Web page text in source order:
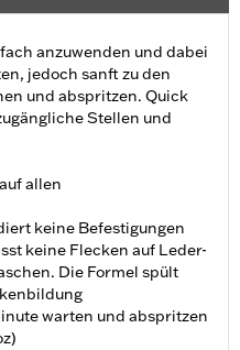
anzuwenden und dabei
jedoch sanft zu den
und abspritzen. Quick
Stellen und
allen
keine Befestigungen
keine Flecken auf Leder-
Die Formel spült
warten und abspritzen